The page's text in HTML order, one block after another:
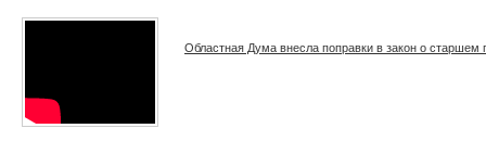
Областная Дума внесла поправки в закон о старшем